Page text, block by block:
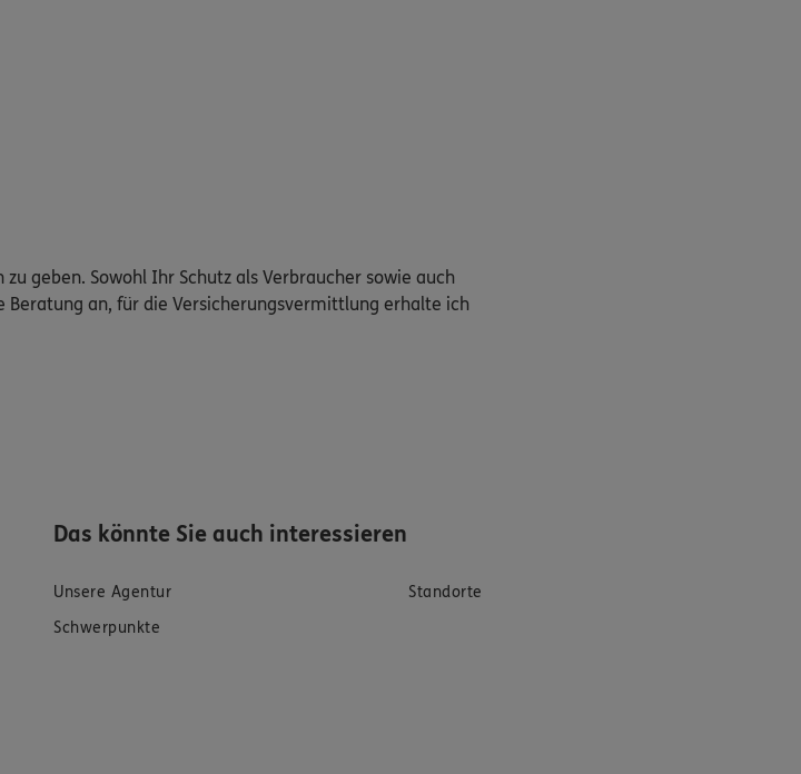
geben. Sowohl Ihr Schutz als Verbraucher sowie auch
an, für die Versicherungsvermittlung erhalte ich
Das könnte Sie auch interessieren
Unsere Agentur
Standorte
Schwerpunkte